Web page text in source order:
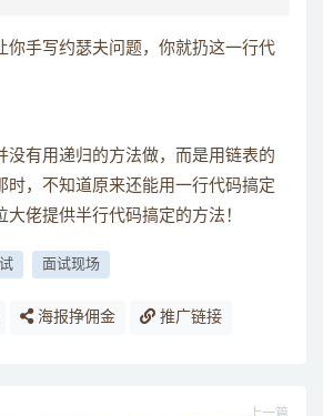
你手写约瑟夫问题，你就扔这一行代
没有用递归的方法做，而是用链表的
时，不知道原来还能用一行代码搞定
大佬提供半行代码搞定的方法！
面试现场
海报挣佣金 推广链接